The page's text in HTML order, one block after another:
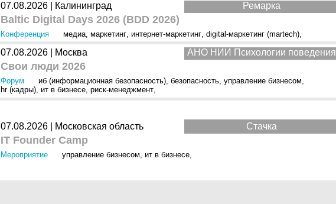
Ремарка
07.08.2026 | Калининград
Baltic Digital Days 2026 (BDD 2026)
Конференция медиа, маркетинг, интернет-маркетинг, digital-маркетинг (martech),
АНО НИИ Психологии поведения
07.08.2026 | Москва
Свои люди 2026
Форум иб (информационная безопасность), безопасность, управление бизнесом,
hr (кадры), ит в бизнесе, риск-менеджмент,
Стачка
07.08.2026 | Московская область
IT Founder Camp
Мероприятие управление бизнесом, ит в бизнесе,